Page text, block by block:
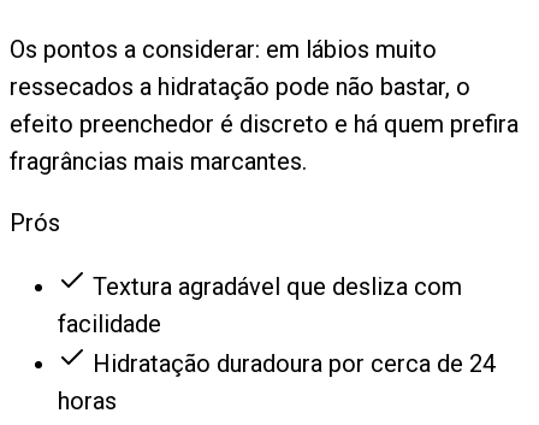
Os pontos a considerar: em lábios muito
ressecados a hidratação pode não bastar, o
efeito preenchedor é discreto e há quem prefira
fragrâncias mais marcantes.
Prós
Textura agradável que desliza com
facilidade
Hidratação duradoura por cerca de 24
horas